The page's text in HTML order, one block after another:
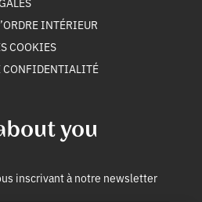
you
inscrivant à notre newsletter
INTÉRIEUR
COOKIES
CONFIDENTIALITÉ